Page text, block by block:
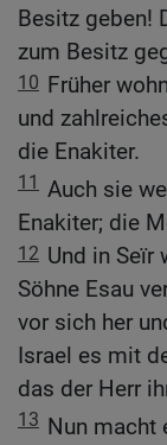
Besitz geben!
zum Besitz
10 Früher
und
die Enakiter.
11 Auch sie
Enakiter; die
12 Und in Seïr
Söhne Esau
vor sich her
Israel es mit
das der Herr
13 Nun macht